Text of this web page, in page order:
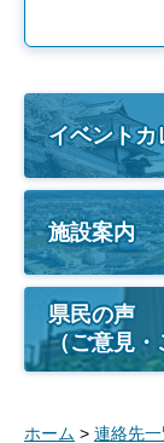
イベントカ
施設案内
県民の声
（ご意見・
ホーム > 連絡先